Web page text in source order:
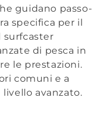
guidano passo-
specifica per il
surfcaster
di pesca in
le prestazioni.
comuni e a
avanzato.